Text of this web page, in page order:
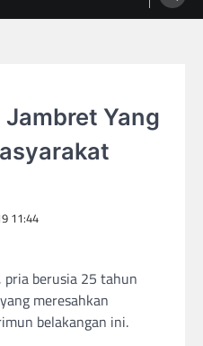
Yang
11:44
pria berusia 25 tahun
meresahkan
belakangan ini.